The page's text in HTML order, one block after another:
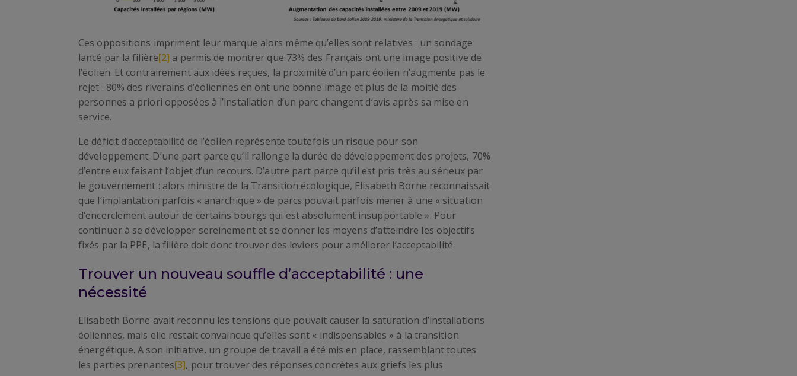
Ces oppositions impriment leur marque alors même qu’elles sont relatives : un sondage
lancé par la filière[2] a permis de montrer que 73% des Français ont une image positive de
l’éolien. Et contrairement aux idées reçues, la proximité d’un parc éolien n’augmente pas le
rejet : 80% des riverains d’éoliennes en ont une bonne image et plus de la moitié des
personnes a priori opposées à l’installation d’un parc changent d’avis après sa mise en
service.
Le déficit d’acceptabilité de l’éolien représente toutefois un risque pour son
développement. D’une part parce qu’il rallonge la durée de développement des projets, 70%
d’entre eux faisant l’objet d’un recours. D’autre part parce qu’il est pris très au sérieux par
le gouvernement : alors ministre de la Transition écologique, Elisabeth Borne reconnaissait
que l’implantation parfois « anarchique » de parcs pouvait parfois mener à une « situation
d’encerclement autour de certains bourgs qui est absolument insupportable ». Pour
continuer à se développer sereinement et se donner les moyens d’atteindre les objectifs
fixés par la PPE, la filière doit donc trouver des leviers pour améliorer l’acceptabilité.
Trouver un nouveau souffle d’acceptabilité : une
nécessité
Elisabeth Borne avait reconnu les tensions que pouvait causer la saturation d’installations
éoliennes, mais elle restait convaincue qu’elles sont « indispensables » à la transition
énergétique. A son initiative, un groupe de travail a été mis en place, rassemblant toutes
les parties prenantes[3], pour trouver des réponses concrètes aux griefs les plus